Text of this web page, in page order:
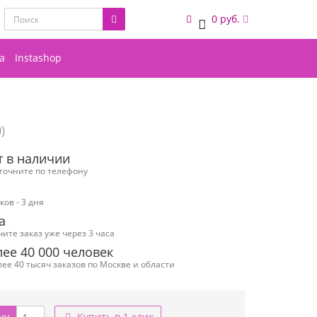
0 0 руб.
Instashop
в наличии
по телефону
- 3 дня
заказ уже через 3 часа
40 000 человек
40 тысяч заказов по Москве и области